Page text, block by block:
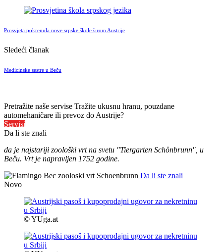
Prosvjeta pokrenula nove srpske škole širom Austrije
Sledeći članak
Medicinske sestre u Beču
Pretražite naše servise Tražite ukusnu hranu, pouzdane
automehaničare ili prevoz do Austrije?
Servisi
Da li ste znali
da je najstariji zoološki vrt na svetu "Tiergarten Schönbrunn", u
Beču. Vrt je napravljen 1752 godine.
Da li ste znali
Novo
© YUga.at